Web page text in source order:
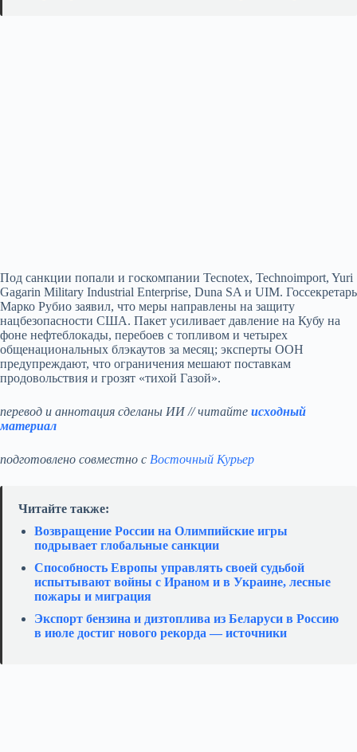
Под санкции попали и госкомпании Tecnotex, Technoimport, Yuri
Gagarin Military Industrial Enterprise, Duna SA и UIM. Госсекретарь
Марко Рубио заявил, что меры направлены на защиту
нацбезопасности США. Пакет усиливает давление на Кубу на
фоне нефтеблокады, перебоев с топливом и четырех
общенациональных блэкаутов за месяц; эксперты ООН
предупреждают, что ограничения мешают поставкам
продовольствия и грозят «тихой Газой».
перевод и аннотация сделаны ИИ // читайте исходный
материал
подготовлено совместно с Восточный Курьер
Читайте также:
Возвращение России на Олимпийские игры
подрывает глобальные санкции
Способность Европы управлять своей судьбой
испытывают войны с Ираном и в Украине, лесные
пожары и миграция
Экспорт бензина и дизтоплива из Беларуси в Россию
в июле достиг нового рекорда — источники